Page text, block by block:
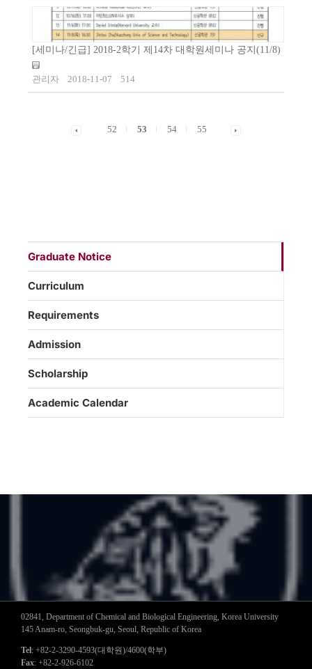
[세미나/긴급] 2018-2학기 제14차 대학원세미나 공지(11/8)
관리자 2018-11-07 514
52 53 54 55
Graduate Notice
Curriculum
Requirements
Admission
Scholarship
Academic Calendar
02841, Department of Chemical and Biological Engineering, Korea University
145 Anam-ro, Seongbuk-gu, Seoul, Republic of Korea
Tel: +82-2-3290-4593(대학원)/4600(학부)
Fax: +82-2-926-6102